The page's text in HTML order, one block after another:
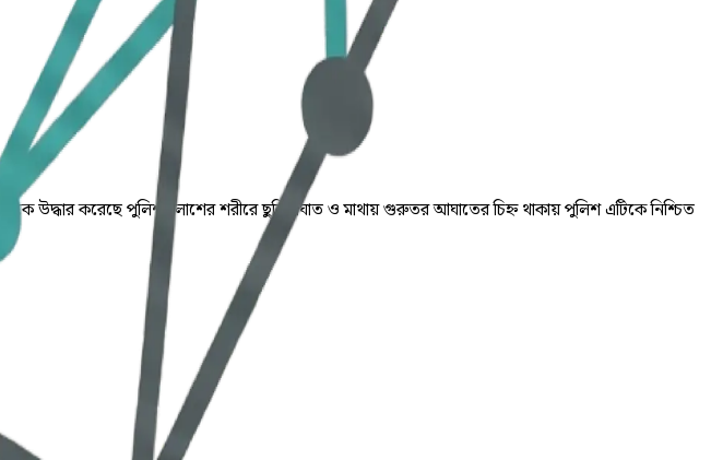
উদ্ধার করেছে পুলিশ। লাশের শরীরে ছুরিকাঘাত ও মাথায় গুরুতর আঘাতের চিহ্ন থাকায় পুলিশ এটিকে নিশ্চিত